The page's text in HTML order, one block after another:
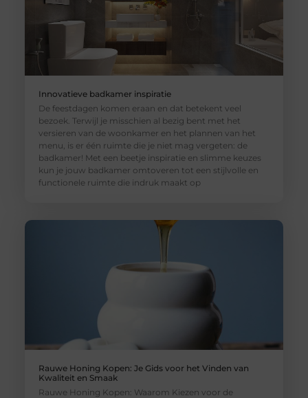
Innovatieve badkamer inspiratie
De feestdagen komen eraan en dat betekent veel
bezoek. Terwijl je misschien al bezig bent met het
versieren van de woonkamer en het plannen van het
menu, is er één ruimte die je niet mag vergeten: de
badkamer! Met een beetje inspiratie en slimme keuzes
kun je jouw badkamer omtoveren tot een stijlvolle en
functionele ruimte die indruk maakt op
Rauwe Honing Kopen: Je Gids voor het Vinden van
Kwaliteit en Smaak
Rauwe Honing Kopen: Waarom Kiezen voor de